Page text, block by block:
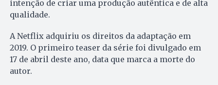
intenção de criar uma produção autêntica e de alta
qualidade.
A Netflix adquiriu os direitos da adaptação em
2019. O primeiro teaser da série foi divulgado em
17 de abril deste ano, data que marca a morte do
autor.